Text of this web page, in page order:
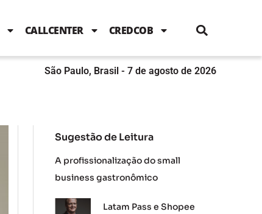
b
o
k
t
e
b
n
g
a
m
CALLCENTER CREDCOB
São Paulo, Brasil - 7 de agosto de 2026
Sugestão de Leitura
A profissionalização do small
business gastronômico
Latam Pass e Shopee